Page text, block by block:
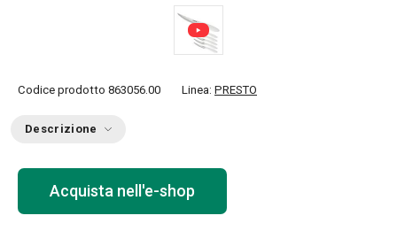
Codice prodotto 863056.00 Linea: PRESTO
Descrizione
Acquista nell'e-shop